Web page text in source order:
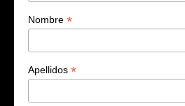
Nombre *
Apellidos *